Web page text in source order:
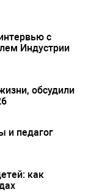
с
Индустрии
обсудили
и педагог
как